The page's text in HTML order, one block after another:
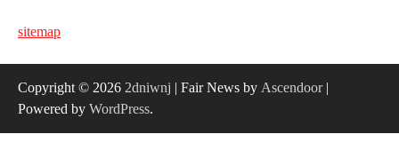
sitemap
Copyright © 2026 2dniwnj | Fair News by Ascendoor|
Powered by WordPress.